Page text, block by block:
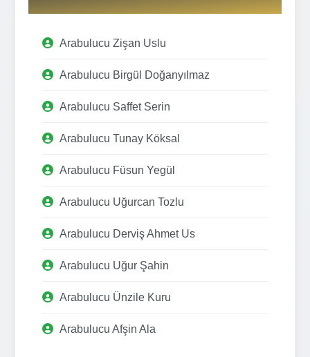
Arabulucu Zişan Uslu
Arabulucu Birgül Doğanyılmaz
Arabulucu Saffet Serin
Arabulucu Tunay Köksal
Arabulucu Füsun Yegül
Arabulucu Uğurcan Tozlu
Arabulucu Derviş Ahmet Us
Arabulucu Uğur Şahin
Arabulucu Ünzile Kuru
Arabulucu Afşin Ala